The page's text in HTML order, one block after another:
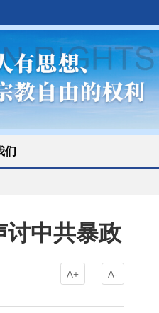
们
中共暴政
A+ A-